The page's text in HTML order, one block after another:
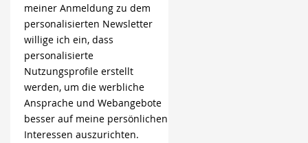
meiner Anmeldung zu dem
personalisierten Newsletter
willige ich ein, dass
personalisierte
Nutzungsprofile erstellt
werden, um die werbliche
Ansprache und Webangebote
besser auf meine persönlichen
Interessen auszurichten.